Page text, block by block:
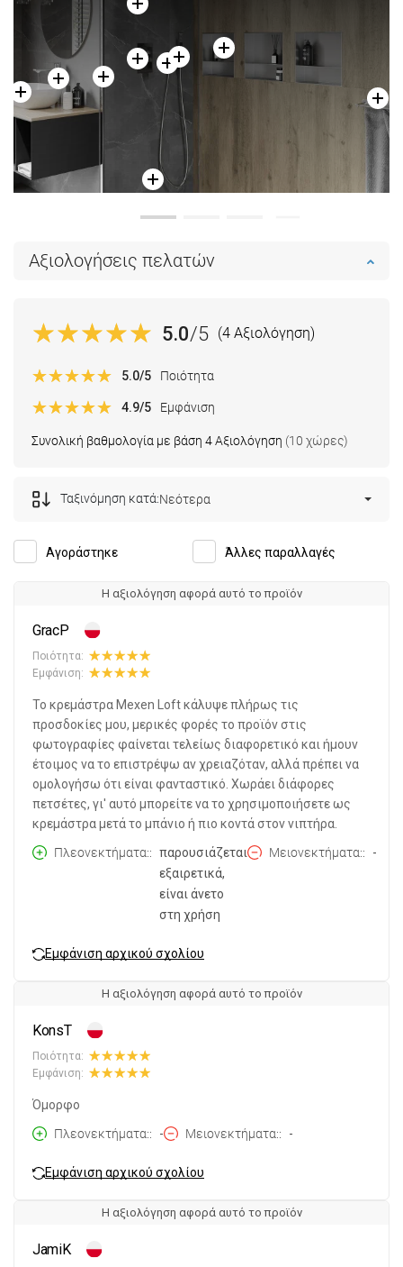
Αξιολογήσεις πελατών
5.0/5 (4 Αξιολόγηση)
Συνολική βαθμολογία με βάση 4 Αξιολόγηση (10 χώρες)
5.0/5 Ποιότητα
4.9/5 Εμφάνιση
Αγοράστηκε Άλλες παραλλαγές
Ταξινόμηση κατά:Νεότερα
Η αξιολόγηση αφορά αυτό το προϊόν
GracP
Ποιότητα:
Εμφάνιση:
Το κρεμάστρα Mexen Loft κάλυψε πλήρως τις
προσδοκίες μου, μερικές φορές το προϊόν στις
φωτογραφίες φαίνεται τελείως διαφορετικό και ήμουν
έτοιμος να το επιστρέψω αν χρειαζόταν, αλλά πρέπει να
ομολογήσω ότι είναι φανταστικό. Χωράει διάφορες
πετσέτες, γι' αυτό μπορείτε να το χρησιμοποιήσετε ως
κρεμάστρα μετά το μπάνιο ή πιο κοντά στον νιπτήρα.
Πλεονεκτήματα:
παρουσιάζεται
εξαιρετικά,
είναι άνετο
στη χρήση
Μειονεκτήματα: -
Εμφάνιση αρχικού σχολίου
Η αξιολόγηση αφορά αυτό το προϊόν
KonsT
Ποιότητα:
Εμφάνιση:
Όμορφο
Πλεονεκτήματα:
- Μειονεκτήματα: -
Εμφάνιση αρχικού σχολίου
Η αξιολόγηση αφορά αυτό το προϊόν
JamiK